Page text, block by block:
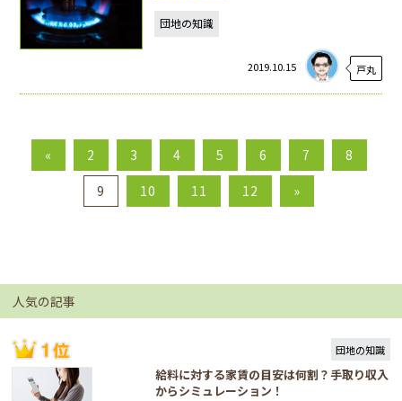
団地の知識
戸丸
2019.10.15
« 2 3 4 5 6 7
8
9
10 11 12 »
人気の記事
団地の知識
給料に対する家賃の目安は何割？手取り収入
からシミュレーション！